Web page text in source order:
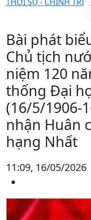
Bài phát
Chủ tịch
niệm 120
thống Đại
(16/5/1906-
nhận Huân
hạng Nhất
11:09, 16/05/2026